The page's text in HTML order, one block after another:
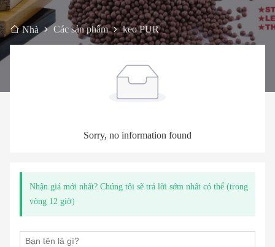
Nhà Các sản phẩm keo PUR
Sorry, no information found
Nhận giá mới nhất? Chúng tôi sẽ trả lời sớm nhất có thể (trong
vòng 12 giờ）